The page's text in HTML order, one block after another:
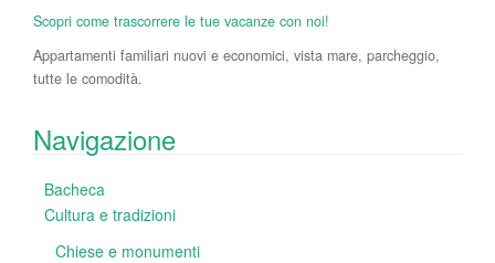
Scopri come trascorrere le tue vacanze con noi!
Appartamenti familiari nuovi e economici, vista mare, parcheggio,
tutte le comodità.
Navigazione
Bacheca
Cultura e tradizioni
Chiese e monumenti